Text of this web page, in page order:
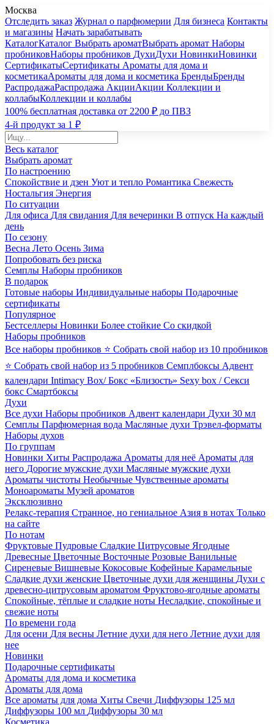
Москва
Отследить заказ Журнал о парфюмерии Для бизнеса Контакты
и магазины Начать зарабатывать
КаталогКаталог Выбрать ароматВыбрать аромат Наборы
пробниковНаборы пробников ДухиДухи НовинкиНовинки
СертификатыСертификаты Ароматы для дома и
косметикаАроматы для дома и косметика БрендыБренды
РаспродажаРаспродажа АкцииАкции Коллекции и
коллабыКоллекции и коллабы
100% бесплатная доставка от 2200 ₽ до ПВЗ
4-й продукт за 1 ₽
Весь каталог
Выбрать аромат
По настроению
Спокойствие и дзен Уют и тепло Романтика Свежесть
Ностальгия Энергия
По ситуации
Для офиса Для свидания Для вечеринки В отпуск На каждый
день
По сезону
Весна Лето Осень Зима
Попробовать без риска
Семплы Наборы пробников
В подарок
Готовые наборы Индивидуальные наборы Подарочные
сертификаты
Популярное
Бестселлеры Новинки Более стойкие Со скидкой
Наборы пробников
Все наборы пробников ⭐ Собрать свой набор из 10 пробников
⭐ Собрать свой набор из 5 пробников Семплбоксы Адвент
календари Intimacy Box/ Бокс «Близость» Sexy box / Секси
бокс Смартбоксы
Духи
Все духи Наборы пробников Адвент календари Духи 30 мл
Семплы Парфюмерная вода Масляные духи Трэвел-форматы
Наборы духов
По группам
Новинки Хиты Распродажа Ароматы для неё Ароматы для
него Дорогие мужские духи Масляные мужские духи
Ароматы чистоты Необычные Чувственные ароматы
Моноароматы Музей ароматов
Эксклюзивно
Релакс-терапия Странное, но гениальное Азия в нотах Только
на сайте
По нотам
Фруктовые Пудровые Сладкие Цитрусовые Ягодные
Древесные Цветочные Восточные Розовые Ванильные
Сиреневые Вишневые Кокосовые Кофейные Карамельные
Сладкие духи женские Цветочные духи для женщины Духи с
древесно-цитрусовым ароматом Фруктово-ягодные ароматы
Спокойные, тёплые и сладкие ноты Несладкие, спокойные и
свежие ноты
По времени года
Для осени Для весны Летние духи для него Летние духи для
нее
Новинки
Подарочные сертификаты
Ароматы для дома и косметика
Ароматы для дома
Все ароматы для дома Хиты Свечи Диффузоры 125 мл
Диффузоры 100 мл Диффузоры 30 мл
Косметика